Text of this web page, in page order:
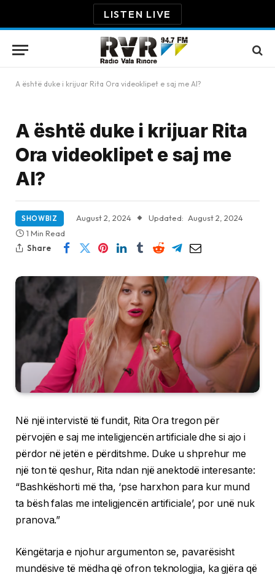
LISTEN LIVE
A është duke i krijuar Rita Ora videoklipet e saj me AI?
A është duke i krijuar Rita
Ora videoklipet e saj me
AI?
SHOWBIZ August 2, 2024 Updated: August 2, 2024
1 Min Read
Share
Në një intervistë të fundit, Rita Ora tregon për
përvojën e saj me inteligjencën artificiale dhe si ajo i
përdor në jetën e përditshme. Duke u shprehur me
një ton të qeshur, Rita ndan një anektodë interesante:
“Bashkëshorti më tha, ‘pse harxhon para kur mund
ta bësh falas me inteligjencën artificiale’, por unë nuk
pranova.”
Këngëtarja e njohur argumenton se, pavarësisht
mundësive të mëdha që ofron teknologjia, ka gjëra që